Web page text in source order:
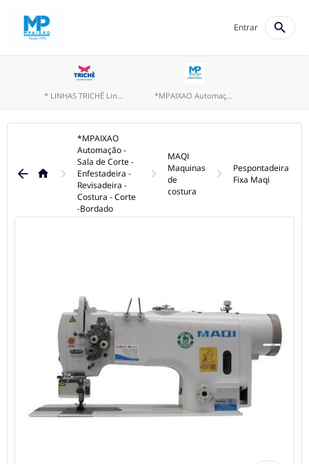
Entrar search
* LINHAS TRICHÊ Linhas costura, bordados e fios overlock *MPAIXAO Automação - Sala de Corte - Enfestadeira - Revisadeira - Costura - Corte -Bordado
arrow_back home keyboard_arrow_right
*MPAIXAO
Automação -
Sala de Corte -
Enfestadeira -
Revisadeira -
Costura - Corte
-Bordado
keyboard_arrow_right
MAQI
Maquinas
de
costura
keyboard_arrow_right
Pespontadeira
Fixa Maqi